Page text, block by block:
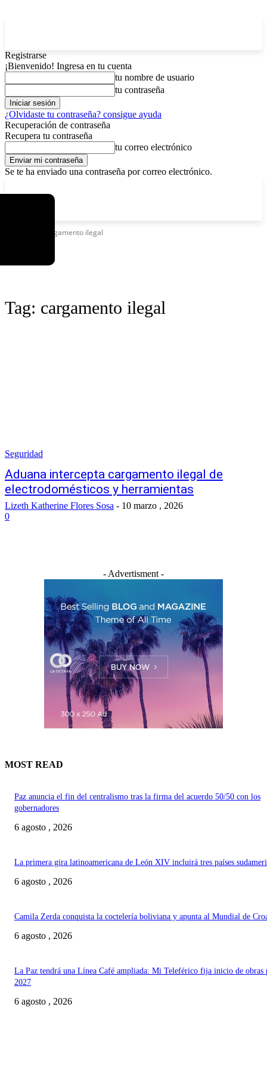
Registrarse
¡Bienvenido! Ingresa en tu cuenta
tu nombre de usuario
tu contraseña
¿Olvidaste tu contraseña? consigue ayuda
Recuperación de contraseña
Recupera tu contraseña
tu correo electrónico
Se te ha enviado una contraseña por correo electrónico.
Cargamento ilegal
Tag: cargamento ilegal
Seguridad
Aduana intercepta cargamento ilegal de
electrodomésticos y herramientas
Lizeth Katherine Flores Sosa - 10 marzo , 2026
0
- Advertisment -
MOST READ
Paz anuncia el fin del centralismo tras la firma del acuerdo 50/50 con los
gobernadores
6 agosto , 2026
La primera gira latinoamericana de León XIV incluirá tres países
6 agosto , 2026
Camila Zerda conquista la coctelería boliviana y apunta al Mundial de
6 agosto , 2026
La Paz tendrá una Línea Café ampliada: Mi Teleférico fija inicio de obras
2027
6 agosto , 2026